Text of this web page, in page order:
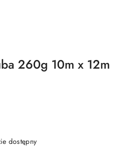
260g 10m x 12m
dostępny